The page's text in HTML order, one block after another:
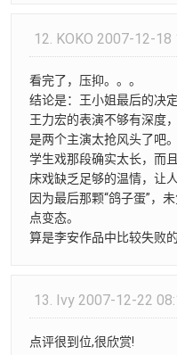
12. KOKO 2007-12-18
看完了，压抑。。。
结论是：王小姐最后的决
王力宏的表演不够有深度
是两个主演太抢风头了吧。
学生戏那段确实太长，而
床戏缺乏足够的温情，让
因为最后那颗“鸽子蛋”，
点变态。
算是李安作品中比较失败的
13. Ivy 2007-12-22
点评很到位,很欣赏!